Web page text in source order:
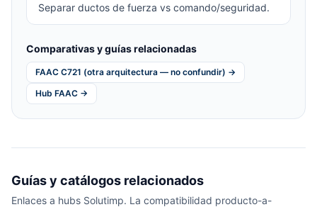
Separar ductos de fuerza vs comando/seguridad.
Comparativas y guías relacionadas
FAAC C721 (otra arquitectura — no confundir) →
Hub FAAC →
Guías y catálogos relacionados
Enlaces a hubs Solutimp. La compatibilidad producto-a-